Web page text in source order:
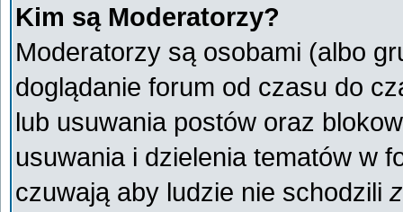
Kim są Moderatorzy?
Moderatorzy są osobami (albo
doglądanie forum od czasu do
lub usuwania postów oraz
usuwania i dzielenia tematów w
czuwają aby ludzie nie schodzili